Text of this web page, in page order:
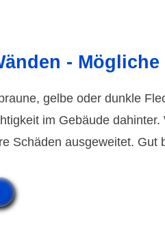
-
gelbe oder dunkle
im Gebäude
Schäden ausgeweitet.